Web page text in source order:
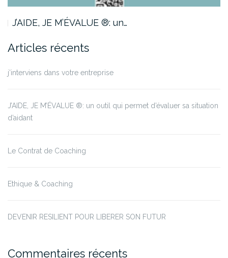
J’AIDE, JE M’ÉVALUE ®: un…
Articles récents
j’interviens dans votre entreprise
J’AIDE, JE M’ÉVALUE ®: un outil qui permet d’évaluer sa situation
d’aidant
Le Contrat de Coaching
Ethique & Coaching
DEVENIR RESILIENT POUR LIBERER SON FUTUR
Commentaires récents